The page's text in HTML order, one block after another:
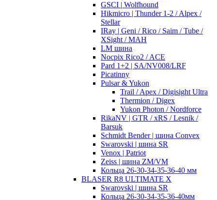
GSCI | Wolfhound
Hikmicro | Thunder 1-2 / Alpex /
Stellar
IRay | Geni / Rico / Saim / Tube /
XSight / MAH
LM шина
Nocpix Rico2 / ACE
Pard 1+2 | SA/NV008/LRF
Picatinny
Pulsar & Yukon
Trail / Apex / Digisight Ultra
Thermion / Digex
Yukon Photon / Nordforce
RikaNV | GTR / xRS / Lesnik /
Barsuk
Schmidt Bender | шина Convex
Swarovski | шина SR
Venox | Patriot
Zeiss | шина ZM/VM
Кольца 26-30-34-35-36-40 мм
BLASER R8 ULTIMATE X
Swarovski | шина SR
Кольца 26-30-34-35-36-40мм